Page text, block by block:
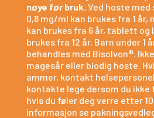
nøye før bruk. Ved hoste
0,8 mg/ml kan brukes fra 1 år,
kan brukes fra 6 år, tablett
brukes fra 12 år. Barn under 1
behandles med Bisolvon®.
magesår eller blodig hoste.
ammer, kontakt
kontakte lege dersom du ikke
hvis du føler deg verre etter
informasjon se